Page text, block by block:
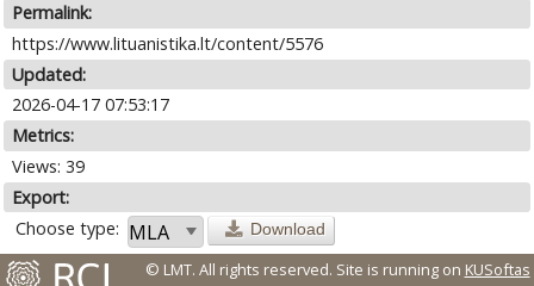
Permalink:
https://www.lituanistika.lt/content/5576
Updated:
2026-04-17 07:53:17
Metrics:
Views: 39
Export:
Choose type:
Download
© LMT. All rights reserved. Site is running on KUSoftas